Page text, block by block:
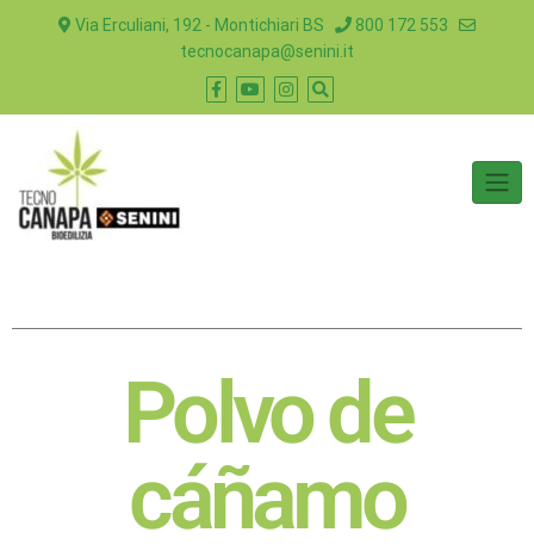
Via Erculiani, 192 - Montichiari BS
800 172 553
tecnocanapa@senini.it
Polvo de
cáñamo